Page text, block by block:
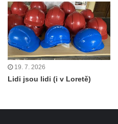
19. 7. 2026
Lidi jsou lidi (i v Loretě)